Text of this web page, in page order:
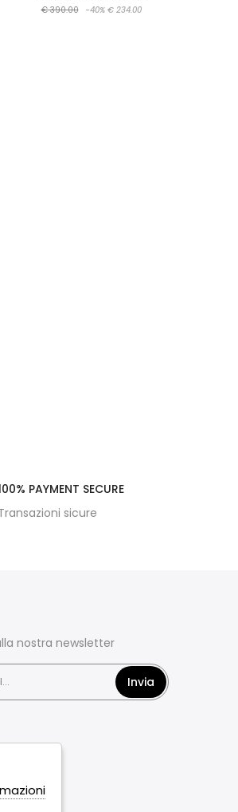
€ 390.00 -40% € 234.00
PAYMENT SECURE
sicure
nostra newsletter
Invia